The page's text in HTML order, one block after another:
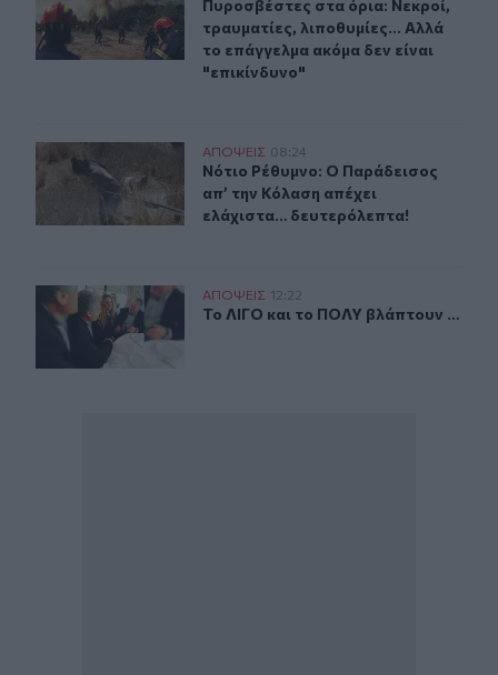
Πυροσβέστες στα όρια: Νεκροί,
Πυροσβέστες στα όρια: Νεκροί,
τραυματίες, λιποθυμίες... Αλλά
το επάγγελμα ακόμα δεν είναι
"επικίνδυνο"
Νότιο Ρέθυμνο: Ο Παράδεισος απ’ την Κόλαση απέχει
ΑΠΟΨΕΙΣ 08:24
Νότιο Ρέθυμνο: Ο Παράδεισος απ’
Νότιο Ρέθυμνο: Ο Παράδεισος
απ’ την Κόλαση απέχει
ελάχιστα… δευτερόλεπτα!
Το ΛΙΓΟ και το ΠΟΛΥ βλάπτουν …
ΑΠΟΨΕΙΣ 12:22
Το ΛΙΓΟ και το ΠΟΛΥ βλάπτουν …
Το ΛΙΓΟ και το ΠΟΛΥ βλάπτουν …